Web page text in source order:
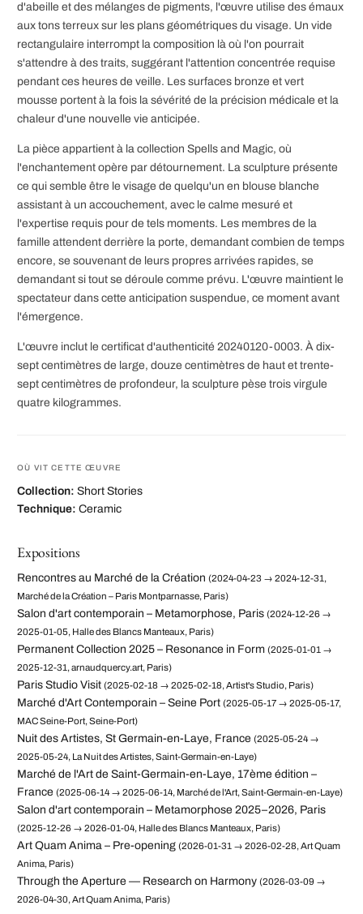
d'abeille et des mélanges de pigments, l'œuvre utilise des émaux
aux tons terreux sur les plans géométriques du visage. Un vide
rectangulaire interrompt la composition là où l'on pourrait
s'attendre à des traits, suggérant l'attention concentrée requise
pendant ces heures de veille. Les surfaces bronze et vert
mousse portent à la fois la sévérité de la précision médicale et la
chaleur d'une nouvelle vie anticipée.
La pièce appartient à la collection Spells and Magic, où
l'enchantement opère par détournement. La sculpture présente
ce qui semble être le visage de quelqu'un en blouse blanche
assistant à un accouchement, avec le calme mesuré et
l'expertise requis pour de tels moments. Les membres de la
famille attendent derrière la porte, demandant combien de temps
encore, se souvenant de leurs propres arrivées rapides, se
demandant si tout se déroule comme prévu. L'œuvre maintient le
spectateur dans cette anticipation suspendue, ce moment avant
l'émergence.
L'œuvre inclut le certificat d'authenticité 20240120-0003. À dix-
sept centimètres de large, douze centimètres de haut et trente-
sept centimètres de profondeur, la sculpture pèse trois virgule
quatre kilogrammes.
OÙ VIT CETTE ŒUVRE
Collection: Short Stories
Technique: Ceramic
Expositions
Rencontres au Marché de la Création (2024-04-23 → 2024-12-31,
Marché de la Création – Paris Montparnasse, Paris)
Salon d'art contemporain – Metamorphose, Paris (2024-12-26 →
2025-01-05, Halle des Blancs Manteaux, Paris)
Permanent Collection 2025 – Resonance in Form (2025-01-01 →
2025-12-31, arnaudquercy.art, Paris)
Paris Studio Visit (2025-02-18 → 2025-02-18, Artist's Studio, Paris)
Marché d'Art Contemporain – Seine Port (2025-05-17 → 2025-05-17,
MAC Seine-Port, Seine-Port)
Nuit des Artistes, St Germain-en-Laye, France (2025-05-24 →
2025-05-24, La Nuit des Artistes, Saint-Germain-en-Laye)
Marché de l'Art de Saint-Germain-en-Laye, 17ème édition –
France (2025-06-14 → 2025-06-14, Marché de l'Art, Saint-Germain-en-Laye)
Salon d'art contemporain – Metamorphose 2025–2026, Paris
(2025-12-26 → 2026-01-04, Halle des Blancs Manteaux, Paris)
Art Quam Anima – Pre-opening (2026-01-31 → 2026-02-28, Art Quam
Anima, Paris)
Through the Aperture — Research on Harmony (2026-03-09 →
2026-04-30, Art Quam Anima, Paris)